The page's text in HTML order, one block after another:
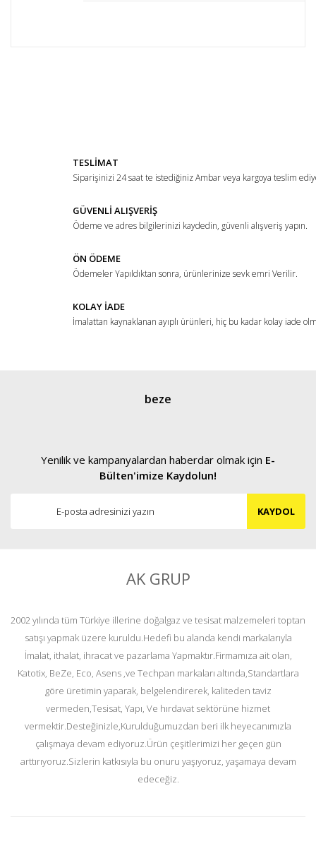
Ürün açıklamasında eksik bilgiler bulunuyor.
Ürün fiyatı diğer sitelerden daha pahalı.
Bu ürüne benzer farklı alternatifler olmalı.
Gönder
TESLİMAT
Siparişinizi 24 saat te istediğiniz Ambar veya kargoya teslim
GÜVENLİ ALIŞVERİŞ
Ödeme ve adres bilgilerinizi kaydedin, güvenli alışveriş yapın.
ÖN ÖDEME
Ödemeler Yapıldıktan sonra, ürünlerinize sevk emri Verilir.
KOLAY İADE
İmalattan kaynaklanan ayıplı ürünleri, hiç bu kadar kolay iade
beze
Yenilik ve kampanyalardan haberdar olmak için E-
Bülten'imize Kaydolun!
KAYDOL
AK GRUP
2002 yılında tüm Türkiye illerine doğalgaz ve tesisat malzemeleri toptan
satışı yapmak üzere kuruldu.Hedefi bu alanda kendi markalarıyla
İmalat, ithalat, ihracat ve pazarlama Yapmaktır.Firmamıza ait olan,
Katotix, BeZe, Eco, Asens ,ve Techpan markaları altında,Standartlara
göre üretimin yaparak, belgelendirerek, kaliteden taviz
vermeden,Tesisat, Yapı, Ve hırdavat sektörüne hizmet
vermektir.Desteğinizle,Kurulduğumuzdan beri ilk heyecanımızla
çalışmaya devam ediyoruz.Ürün çeşitlerimizi her geçen gün
arttırıyoruz.Sizlerin katkısıyla bu onuru yaşıyoruz, yaşamaya devam
edeceğiz.